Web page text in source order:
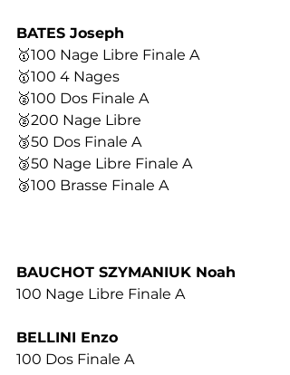
BATES Joseph
🥇100 Nage Libre Finale A
🥇100 4 Nages
🥈100 Dos Finale A
🥈200 Nage Libre
🥉50 Dos Finale A
🥉50 Nage Libre Finale A
🥉100 Brasse Finale A
BAUCHOT SZYMANIUK Noah
100 Nage Libre Finale A
BELLINI Enzo
100 Dos Finale A